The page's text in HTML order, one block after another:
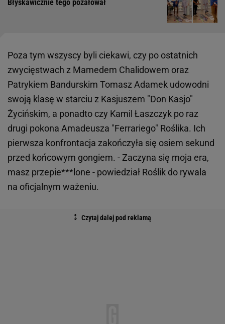
Błyskawicznie tego pożałował
Poza tym wszyscy byli ciekawi, czy po ostatnich
zwycięstwach z Mamedem Chalidowem oraz
Patrykiem Bandurskim Tomasz Adamek udowodni
swoją klasę w starciu z Kasjuszem "Don Kasjo"
Życińskim, a ponadto czy Kamil Łaszczyk po raz
drugi pokona Amadeusza "Ferrariego" Roślika. Ich
pierwsza konfrontacja zakończyła się osiem sekund
przed końcowym gongiem. - Zaczyna się moja era,
masz przepie***lone - powiedział Roślik do rywala
na oficjalnym ważeniu.